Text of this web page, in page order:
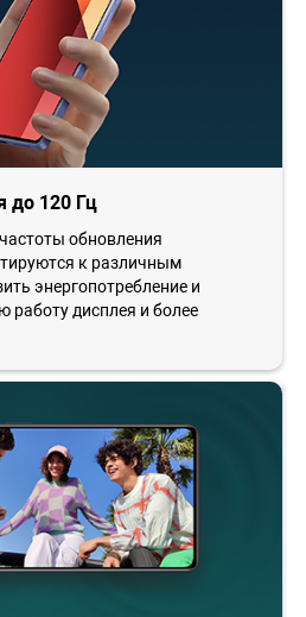
до 120 Гц
обновления
к различным
энергопотребление и
работу дисплея и более